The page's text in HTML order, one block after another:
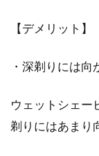
【デメリット】
・深剃りには向
ウェットシェー
剃りにはあまり